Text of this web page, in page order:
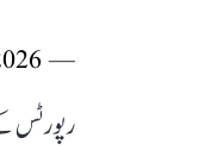
— Economic Times (@EconomicTimes)
رپورٹس